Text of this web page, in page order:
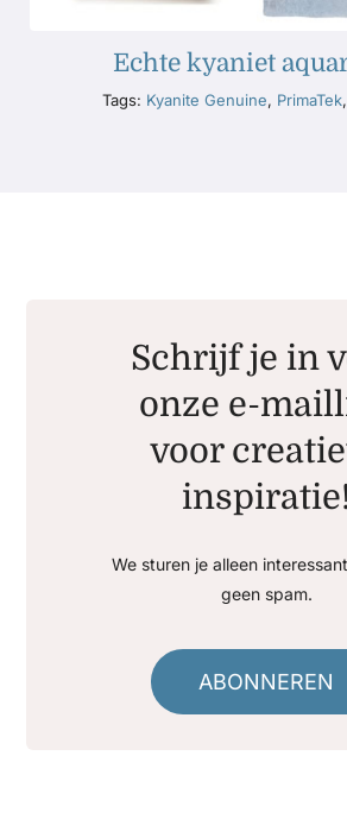
Echte kyaniet
Tags: Kyanite Genuine, PrimaTek,
Schrijf je in
onze e-
voor
inspiratie!
We sturen je alleen
geen spam.
ABONNEREN